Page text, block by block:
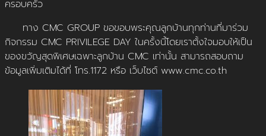
ครอบครัว
ทาง CMC GROUP ขอขอบพระคุณลูกบ้านทุกท่านที่มาร่วม
กิจกรรม CMC PRIVILEGE DAY ในครั้งนี้โดยเราตั้งใจมอบให้เป็น
ของขวัญสุดพิเศษเฉพาะลูกบ้าน CMC เท่านั้น สามารถสอบถาม
ข้อมูลเพิ่มเติมได้ที่ โทร.1172 หรือ เว็บไซต์ www.cmc.co.th